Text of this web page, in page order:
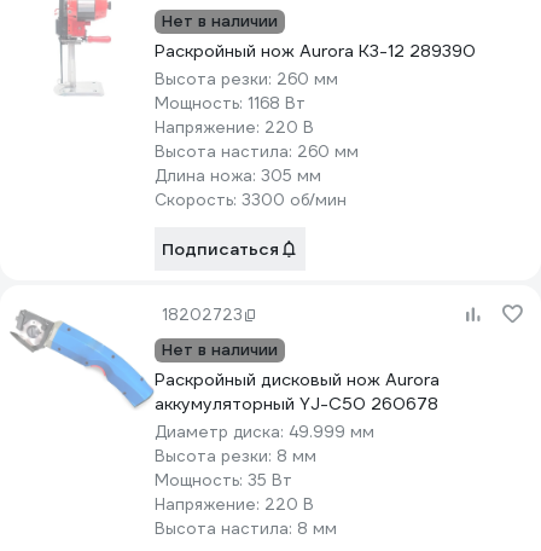
Нет в наличии
Раскройный нож Aurora K3-12 289390
Высота резки: 260 мм
Мощность: 1168 Вт
Напряжение: 220 В
Высота настила: 260 мм
Длина ножа: 305 мм
Скорость: 3300 об/мин
Подписаться
18202723
Нет в наличии
Раскройный дисковый нож Aurora
аккумуляторный YJ-C50 260678
Диаметр диска: 49.999 мм
Высота резки: 8 мм
Мощность: 35 Вт
Напряжение: 220 В
Высота настила: 8 мм